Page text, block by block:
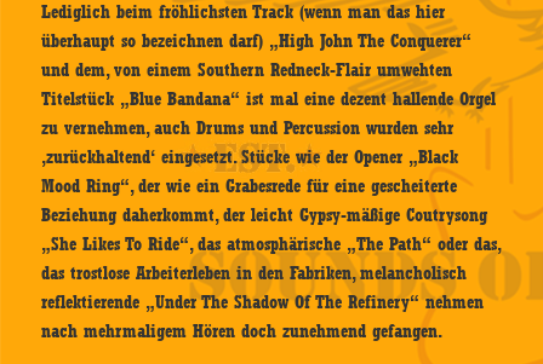
Lediglich beim fröhlichsten Track (wenn man das hier
überhaupt so bezeichnen darf) „High John The Conquerer“
und dem, von einem Southern Redneck-Flair umwehten
Titelstück „Blue Bandana“ ist mal eine dezent hallende Orgel
zu vernehmen, auch Drums und Percussion wurden sehr
‚zurückhaltend‘ eingesetzt. Stücke wie der Opener „Black
Mood Ring“, der wie ein Grabesrede für eine gescheiterte
Beziehung daherkommt, der leicht Gypsy-mäßige Coutrysong
„She Likes To Ride“, das atmosphärische „The Path“ oder das,
das trostlose Arbeiterleben in den Fabriken, melancholisch
reflektierende „Under The Shadow Of The Refinery“ nehmen
nach mehrmaligem Hören doch zunehmend gefangen.